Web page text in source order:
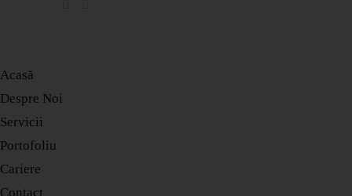
Acasă
Despre Noi
Servicii
Portofoliu
Cariere
Contact